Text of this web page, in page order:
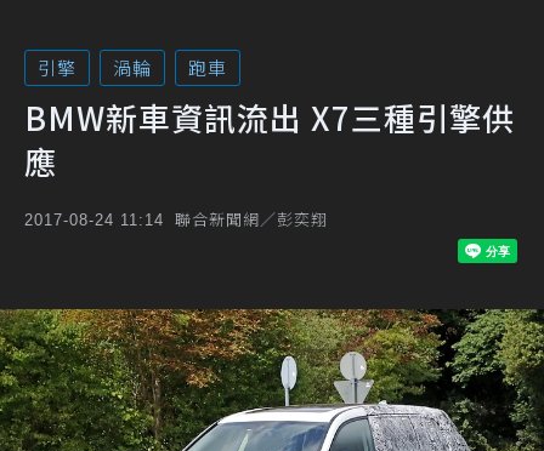
引擎 渦輪 跑車
BMW新車資訊流出 X7三種引擎供
應
2017-08-24 11:14 聯合新聞網／彭奕翔